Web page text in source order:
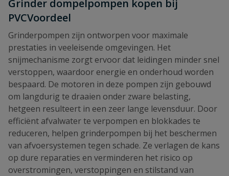
Grinder dompelpompen kopen bij
PVCVoordeel
Grinderpompen zijn ontworpen voor maximale
prestaties in veeleisende omgevingen. Het
snijmechanisme zorgt ervoor dat leidingen minder snel
verstoppen, waardoor energie en onderhoud worden
bespaard. De motoren in deze pompen zijn gebouwd
om langdurig te draaien onder zware belasting,
hetgeen resulteert in een zeer lange levensduur. Door
efficiënt afvalwater te verpompen en blokkades te
reduceren, helpen grinderpompen bij het beschermen
van afvoersystemen tegen schade. Ze verlagen de kans
op dure reparaties en verminderen het risico op
overstromingen, verstoppingen en stilstand van